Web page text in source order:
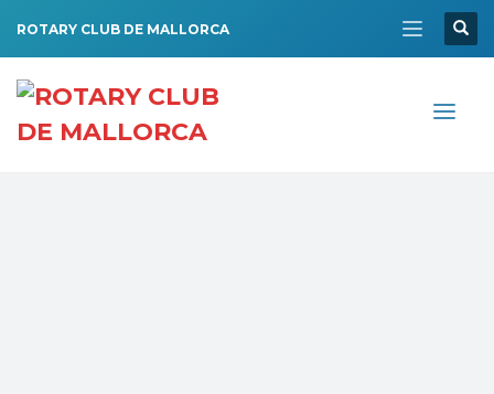
ROTARY CLUB DE MALLORCA